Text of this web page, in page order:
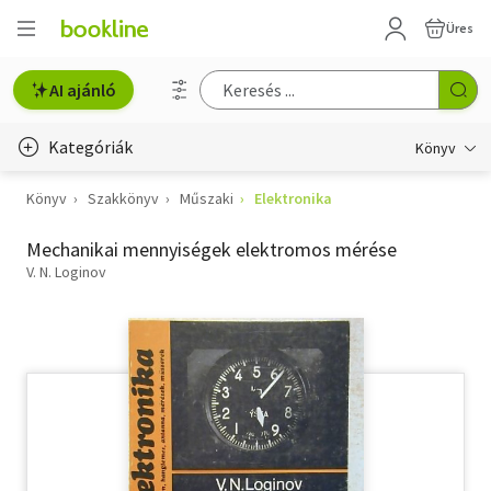
Üres
AI ajánló
Kategóriák Könyv
Életmód, egészség
Erotika
Könyv Szakkönyv Műszaki Elektronika
Mechanikai mennyiségek elektromos mérése
V. N. Loginov